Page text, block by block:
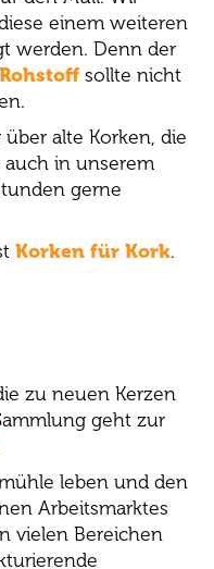
einem weiteren
werden. Denn der
sollte nicht
alte Korken, die
in unserem
gerne
Korken für Kork.
zu neuen Kerzen
geht zur
leben und den
Arbeitsmarktes
vielen Bereichen